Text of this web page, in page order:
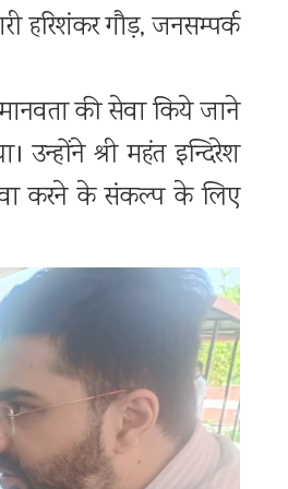
हरिशंकर गौड़, जनसम्पर्क
की सेवा किये जाने
उन्होंने श्री महंत इन्दिरेश
करने के संकल्प के लिए